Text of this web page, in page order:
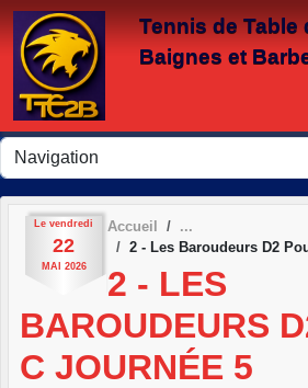
Tennis de Table
Baignes et
Le vendredi
22
MAI 2026
Accueil
2 - Les Baroudeurs D2
2 - LES
BAROUDEURS
C JOURNÉE 5
Panneau de gestion des cookies